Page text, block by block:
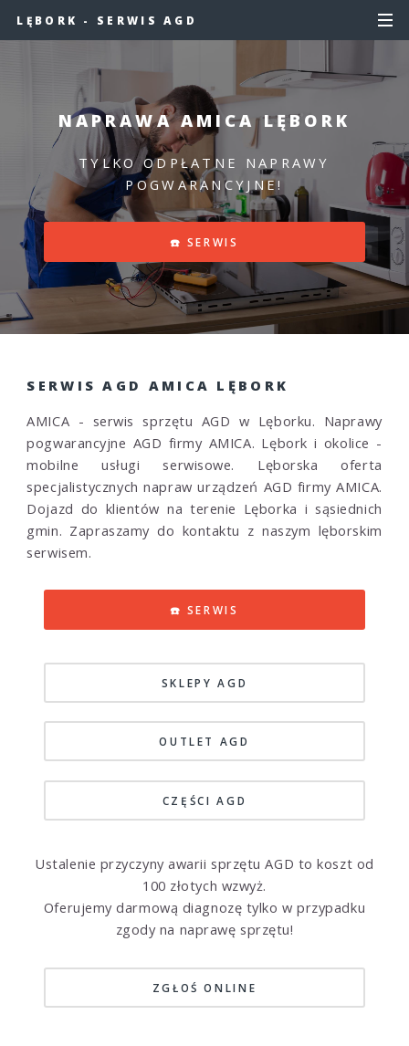
LĘBORK - SERWIS AGD
NAPRAWA AMICA LĘBORK
TYLKO ODPŁATNE NAPRAWY
POGWARANCYJNE!
☎️ SERWIS
SERWIS AGD AMICA LĘBORK
AMICA - serwis sprzętu AGD w Lęborku. Naprawy
pogwarancyjne AGD firmy AMICA. Lębork i okolice -
mobilne usługi serwisowe. Lęborska oferta
specjalistycznych napraw urządzeń AGD firmy AMICA.
Dojazd do klientów na terenie Lęborka i sąsiednich
gmin. Zapraszamy do kontaktu z naszym lęborskim
serwisem.
☎️ SERWIS
SKLEPY AGD
OUTLET AGD
CZĘŚCI AGD
Ustalenie przyczyny awarii sprzętu AGD to koszt od
100 złotych wzwyż.
Oferujemy darmową diagnozę tylko w przypadku
zgody na naprawę sprzętu!
ZGŁOŚ ONLINE